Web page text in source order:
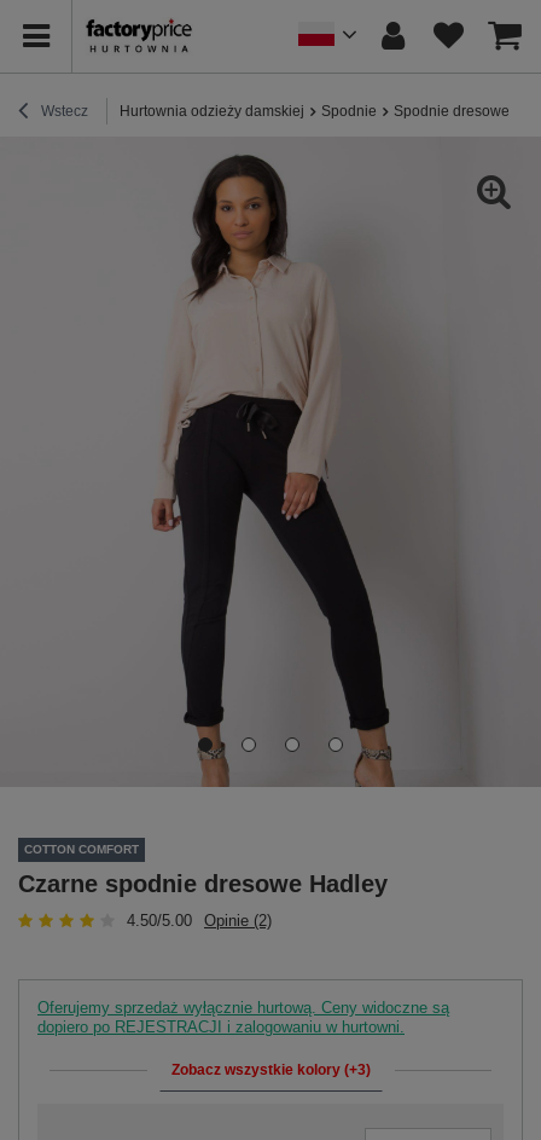
Wstecz Hurtownia odzieży damskiej Spodnie Spodnie dresowe
COTTON COMFORT
Czarne spodnie dresowe Hadley
4.50/5.00 Opinie (2)
Oferujemy sprzedaż wyłącznie hurtową. Ceny widoczne są
dopiero po REJESTRACJI i zalogowaniu w hurtowni.
Zobacz wszystkie kolory (+3)